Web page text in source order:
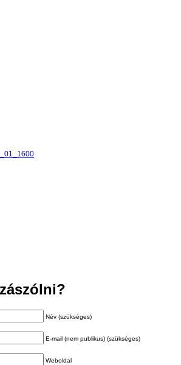
Név (szükséges)
E-mail (nem publikus) (szükséges)
Weboldal